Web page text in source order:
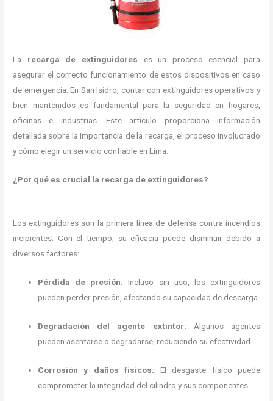
La recarga de extinguidores es un proceso esencial para
asegurar el correcto funcionamiento de estos dispositivos en caso
de emergencia. En San Isidro, contar con extinguidores operativos y
bien mantenidos es fundamental para la seguridad en hogares,
oficinas e industrias.
Este artículo proporciona información
detallada sobre la importancia de la recarga, el proceso involucrado
y cómo elegir un servicio confiable en Lima.
¿Por qué es crucial la recarga de extinguidores?
Los extinguidores son la primera línea de defensa contra incendios
incipientes. Con el tiempo, su eficacia puede disminuir debido a
diversos factores:
Pérdida de presión: Incluso sin uso, los extinguidores
pueden perder presión, afectando su capacidad de descarga.
Degradación del agente extintor:
Algunos agentes
pueden asentarse o degradarse, reduciendo su efectividad.
Corrosión y daños físicos:
El desgaste físico puede
comprometer la integridad del cilindro y sus componentes.